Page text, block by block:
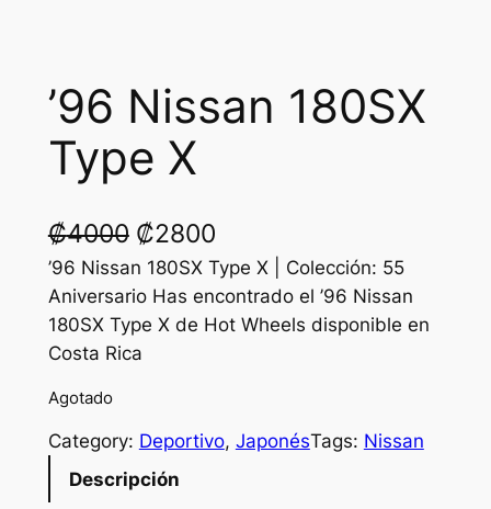
’96 Nissan 180SX
Type X
₡4000 O
r
i
g
₡2800C
u
r
’96 Nissan 180SX Type X | Colección: 55
Aniversario Has encontrado el ’96 Nissan
180SX Type X de Hot Wheels disponible en
Costa Rica
Agotado
Category: Deportivo, JaponésTags: Nissan
Descripción